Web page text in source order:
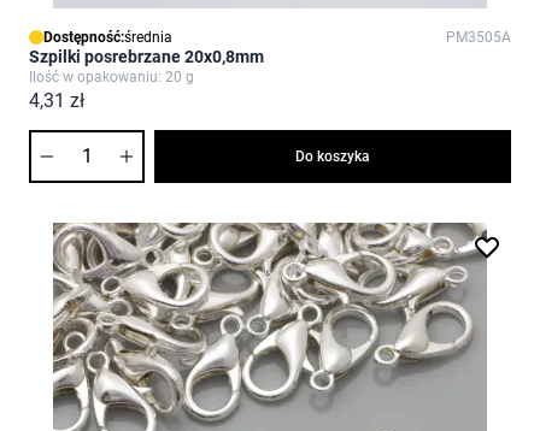
Dostępność:średnia PM3505A
Szpilki posrebrzane 20x0,8mm
Ilość w opakowaniu: 20 g
4,31 zł
Do koszyka